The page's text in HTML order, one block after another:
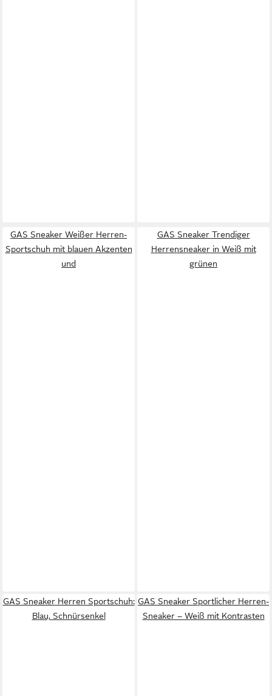
GAS Sneaker Weißer Herren-
Sportschuh mit blauen Akzenten
und
GAS Sneaker Trendiger
Herrensneaker in Weiß mit
grünen
GAS Sneaker Herren Sportschuh:
Blau, Schnürsenkel
GAS Sneaker Sportlicher Herren-
Sneaker – Weiß mit Kontrasten